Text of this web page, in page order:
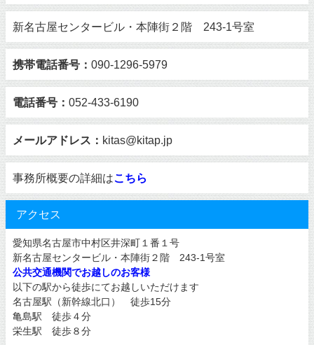
新名古屋センタービル・本陣街２階 243-1号室
携帯電話番号： 090-1296-5979
電話番号： 052-433-6190
メールアドレス： kitas@kitap.jp
事務所概要の詳細はこちら
アクセス
愛知県名古屋市中村区井深町１番１号
新名古屋センタービル・本陣街２階 243-1号室
公共交通機関でお越しのお客様
以下の駅から徒歩にてお越しいただけます
名古屋駅（新幹線北口） 徒歩15分
亀島駅 徒歩４分
栄生駅 徒歩８分